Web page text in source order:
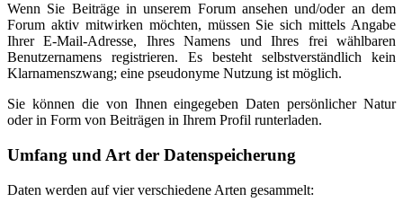
Wenn Sie Beiträge in unserem Forum ansehen und/oder an dem
Forum aktiv mitwirken möchten, müssen Sie sich mittels Angabe
Ihrer E-Mail-Adresse, Ihres Namens und Ihres frei wählbaren
Benutzernamens registrieren. Es besteht selbstverständlich kein
Klarnamenszwang; eine pseudonyme Nutzung ist möglich.
Sie können die von Ihnen eingegeben Daten persönlicher Natur
oder in Form von Beiträgen in Ihrem Profil runterladen.
Umfang und Art der Datenspeicherung
Daten werden auf vier verschiedene Arten gesammelt: